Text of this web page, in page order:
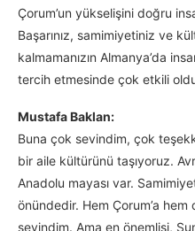
Çorum’un yükselişini doğru
Başarınız, samimiyetiniz ve
kalmamanızın Almanya’da
tercih etmesinde çok etkili
Mustafa Baklan:
Buna çok sevindim, çok
bir aile kültürünü taşıyoruz.
Anadolu mayası var.
önündedir. Hem Çorum’a
sevindim. Ama en önemlisi,